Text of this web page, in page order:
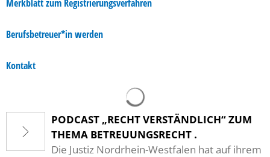
Merkblatt zum Registrierungsverfahren
Berufsbetreuer*in werden
Kontakt
PODCAST „RECHT VERSTÄNDLICH“ ZUM
THEMA BETREUUNGSRECHT .
Die Justiz Nordrhein-Westfalen hat auf ihrem